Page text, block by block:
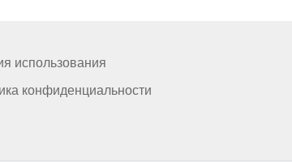
использования
конфиденциальности